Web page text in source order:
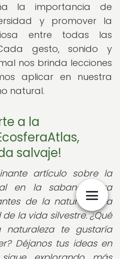
la importancia de
y promover la
entre todas las
gesto, sonido y
nos brinda lecciones
aplicar en nuestra
natural.
a la
salvaje!
artículo sobre la
en la sabana para
de la naturaleza a
la vida silvestre. ¿Qué
te gustaría
Déjanos tus ideas en